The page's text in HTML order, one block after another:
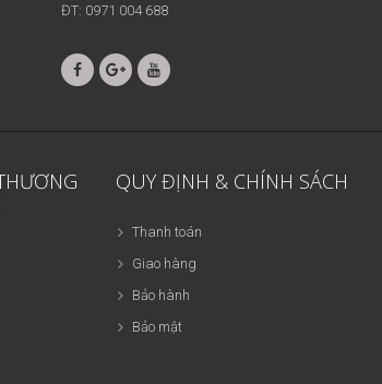
ĐT: 0971 004 688
QUY ĐỊNH & CHÍNH SÁCH
Thanh toán
Giao hàng
Bảo hành
Bảo mật